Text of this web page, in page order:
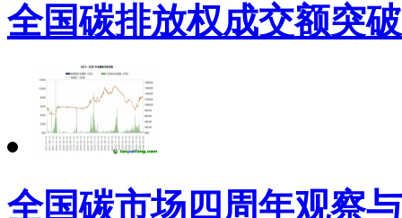
全国碳排放权成交额突
全国碳市场四周年观察